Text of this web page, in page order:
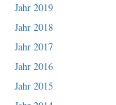
Jahr 2019
Jahr 2018
Jahr 2017
Jahr 2016
Jahr 2015